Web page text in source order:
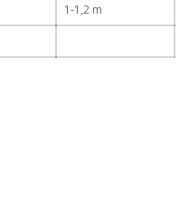
1-1,2 m